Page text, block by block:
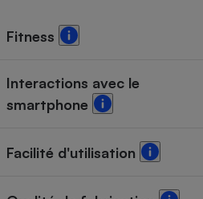
Fitness
Interactions avec le
smartphone
Facilité d'utilisation